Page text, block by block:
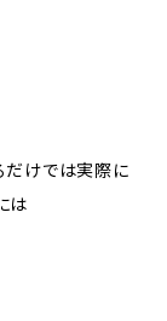
だけでは実際に
は